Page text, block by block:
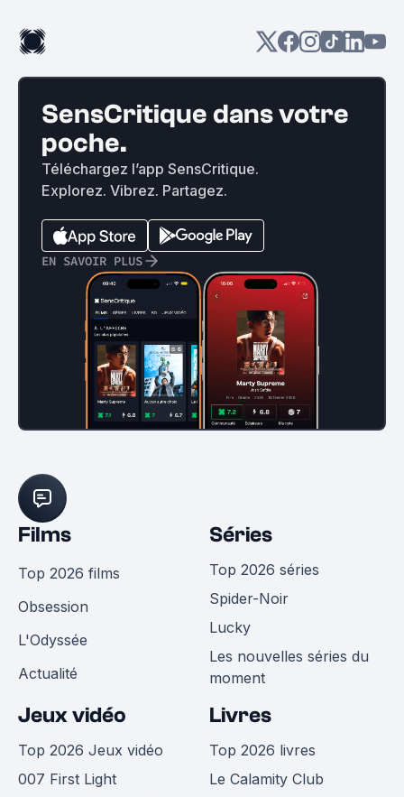
SensCritique dans votre
poche.
Téléchargez l’app SensCritique.
Explorez. Vibrez. Partagez.
EN SAVOIR PLUS
Films
Top 2026 films
Obsession
L'Odyssée
Actualité
Séries
Top 2026 séries
Spider-Noir
Lucky
Les nouvelles séries du
moment
Jeux vidéo
Top 2026 Jeux vidéo
007 First Light
Livres
Top 2026 livres
Le Calamity Club